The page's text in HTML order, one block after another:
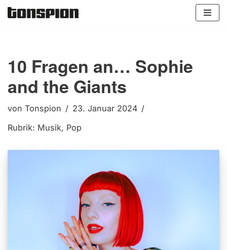
10 Fragen an… Sophie
and the Giants
von Tonspion
23. Januar 2024
Rubrik: Musik, Pop